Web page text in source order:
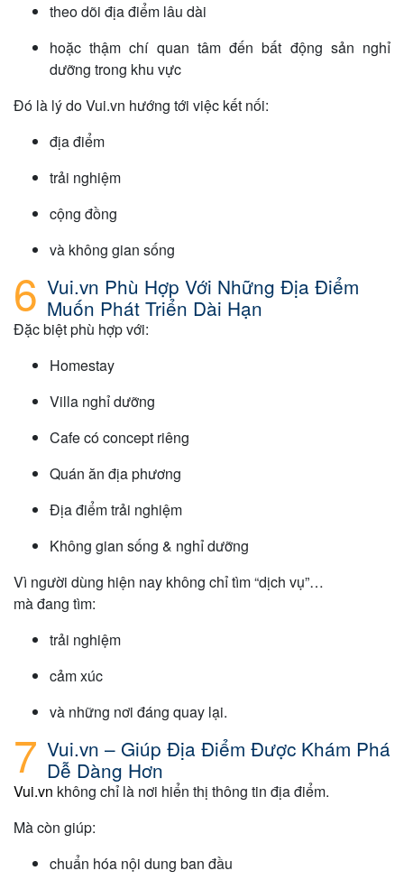
theo dõi địa điểm lâu dài
hoặc thậm chí quan tâm đến bất động sản nghỉ
dưỡng trong khu vực
Đó là lý do Vui.vn hướng tới việc kết nối:
địa điểm
trải nghiệm
cộng đồng
và không gian sống
Vui.vn Phù Hợp Với Những Địa Điểm
Muốn Phát Triển Dài Hạn
Đặc biệt phù hợp với:
Homestay
Villa nghỉ dưỡng
Cafe có concept riêng
Quán ăn địa phương
Địa điểm trải nghiệm
Không gian sống & nghỉ dưỡng
Vì người dùng hiện nay không chỉ tìm “dịch vụ”…
mà đang tìm:
trải nghiệm
cảm xúc
và những nơi đáng quay lại.
Vui.vn – Giúp Địa Điểm Được Khám Phá
Dễ Dàng Hơn
Vui.vn không chỉ là nơi hiển thị thông tin địa điểm.
Mà còn giúp:
chuẩn hóa nội dung ban đầu